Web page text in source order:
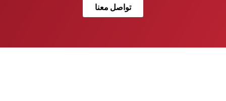
تواصل معنا